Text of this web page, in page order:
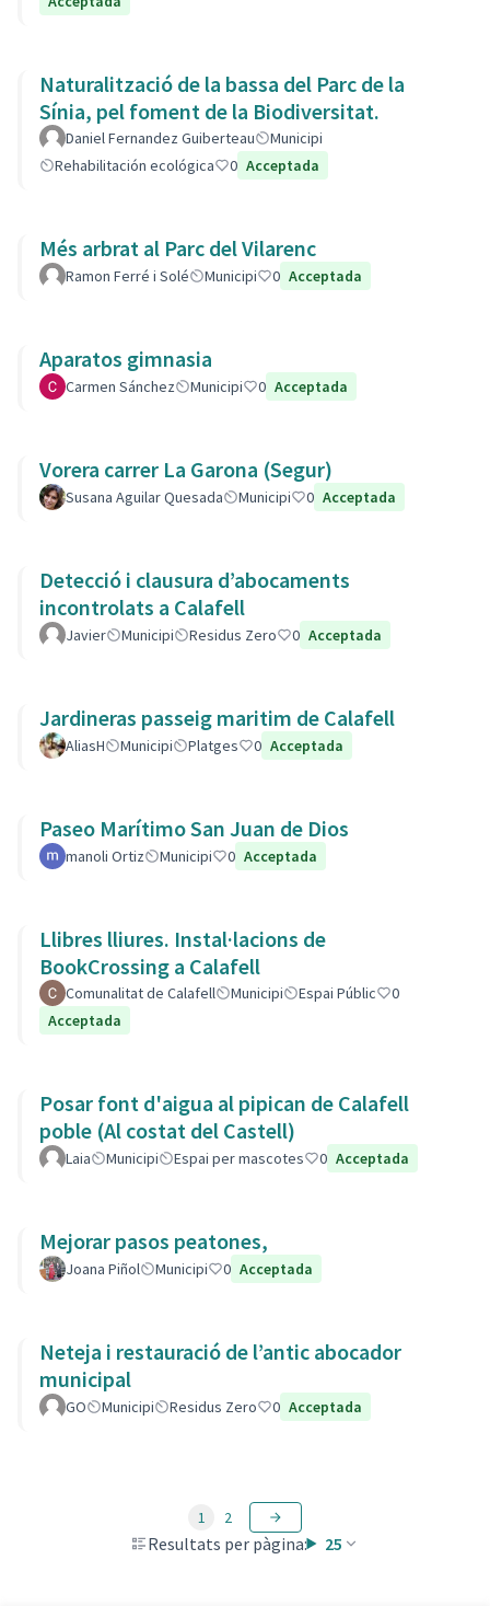
Naturalització de la bassa del Parc de la
Sínia, pel foment de la Biodiversitat.
Daniel Fernandez Guiberteau
Municipi
Rehabilitación ecológica
0 Acceptada
Més arbrat al Parc del Vilarenc
Ramon Ferré i Solé Municipi 0 Acceptada
Aparatos gimnasia
Carmen Sánchez Municipi 0 Acceptada
Vorera carrer La Garona (Segur)
Susana Aguilar Quesada Municipi 0 Acceptada
Detecció i clausura d’abocaments
incontrolats a Calafell
Javier Municipi Residus Zero 0 Acceptada
Jardineras passeig maritim de Calafell
AliasH Municipi Platges 0 Acceptada
Paseo Marítimo San Juan de Dios
manoli Ortiz Municipi 0 Acceptada
Llibres lliures. Instal·lacions de
BookCrossing a Calafell
Comunalitat de Calafell Municipi Espai Públic
0
Acceptada
Posar font d'aigua al pipican de Calafell
poble (Al costat del Castell)
Laia Municipi Espai per mascotes 0 Acceptada
Mejorar pasos peatones,
Joana Piñol Municipi 0 Acceptada
Neteja i restauració de l’antic abocador
municipal
GO Municipi Residus Zero 0 Acceptada
Resultats per pàgina: 25
1 2